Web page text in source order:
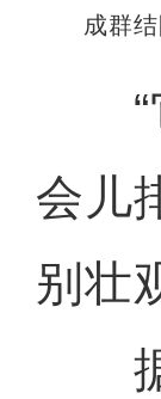
成群
“它
会儿
别壮
据